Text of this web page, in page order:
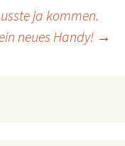
ja kommen.
neues Handy! →